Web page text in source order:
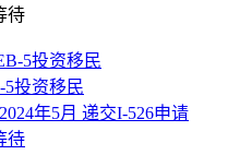
待
5投资移民
年5月 递交I-526申请
待